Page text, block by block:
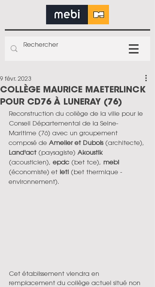
COLLÈGE MAURICE MAETERLINCK
POUR CD76 À LUNERAY (76)
9 févr. 2023
Reconstruction du collège de la ville pour le
Conseil Départemental de la Seine-
Maritime (76) avec un groupement
composé de Ameller et Dubois (architecte),
Land'act (paysagiste) Akoustik
(acousticien), epdc (bet tce), mebi
(économiste) et ieti (bet thermique -
environnement).
Cet établissement viendra en
remplacement du collège actuel situé non